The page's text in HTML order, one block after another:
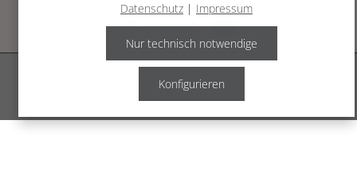
© 2026 The Garden Shop
Datenschutz | Impressum
Nur technisch notwendige
Konfigurieren